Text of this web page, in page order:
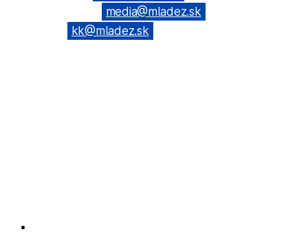
media@mladez.sk
kk@mladez.sk